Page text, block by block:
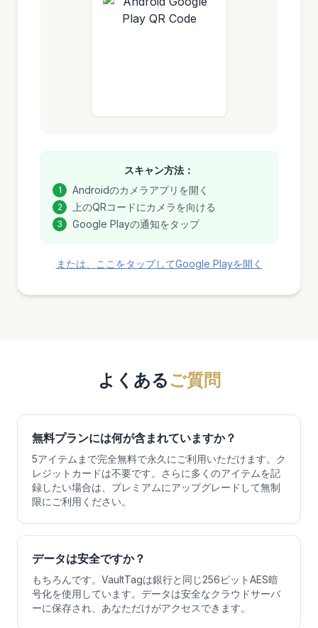
スキャン方法：
1 Androidのカメラアプリを開く
2 上のQRコードにカメラを向ける
3 Google Playの通知をタップ
または、ここをタップしてGoogle Playを開く
よくある ご質問
無料プランには何が含まれていますか？
5アイテムまで完全無料で永久にご利用いただけます。ク
レジットカードは不要です。さらに多くのアイテムを記
録したい場合は、プレミアムにアップグレードして無制
限にご利用ください。
データは安全ですか？
もちろんです。VaultTagは銀行と同じ256ビットAES暗
号化を使用しています。データは安全なクラウドサーバ
ーに保存され、あなただけがアクセスできます。